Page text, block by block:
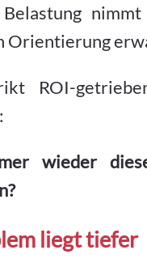
Belastung
Orientierung
ROI-
wieder
liegt tiefer